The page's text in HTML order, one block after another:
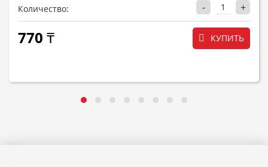
Количество: - +
770 ₸ КУПИТЬ